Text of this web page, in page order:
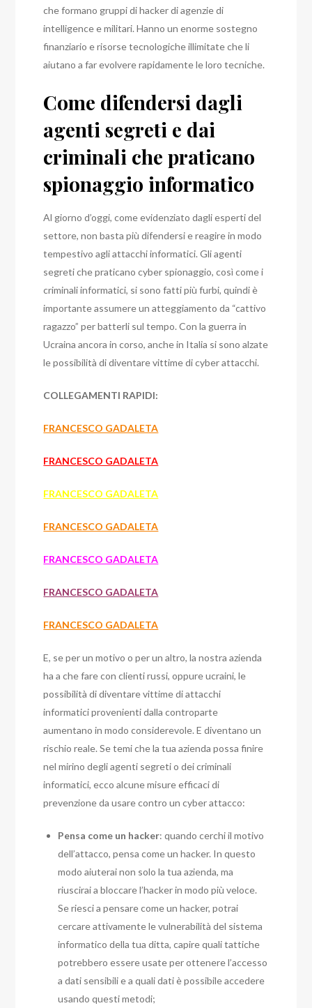
che formano gruppi di hacker di agenzie di
intelligence e militari.Hanno un enorme sostegno
finanziario e risorse tecnologiche illimitate che li
aiutano a far evolvere rapidamente le loro tecniche.
Come difendersi dagli
agenti segreti e dai
criminali che praticano
spionaggio informatico
Al giorno d’oggi, come evidenziato dagli esperti del
settore, non basta più difendersi e reagire in modo
tempestivo agli attacchi informatici.Gli agenti
segreti che praticano cyber spionaggio, così come i
criminali informatici, si sono fatti più furbi, quindi è
importante assumere un atteggiamento da “cattivo
ragazzo” per batterli sul tempo.Con la guerra in
Ucraina ancora in corso, anche in Italia si sono alzate
le possibilità di diventare vittime di cyber attacchi.
COLLEGAMENTI RAPIDI:
FRANCESCO GADALETA
FRANCESCO GADALETA
FRANCESCO GADALETA
FRANCESCO GADALETA
FRANCESCO GADALETA
FRANCESCO GADALETA
FRANCESCO GADALETA
E, se per un motivo o per un altro, la nostra azienda
ha a che fare con clienti russi, oppure ucraini, le
possibilità di diventare vittime di attacchi
informatici provenienti dalla controparte
aumentano in modo considerevole. E diventano un
rischio reale.Se temi che la tua azienda possa finire
nel mirino degli agenti segreti o dei criminali
informatici, ecco alcune misure efficaci di
prevenzione da usare contro un cyber attacco:
Pensa come un hacker: quando cerchi il motivo
dell’attacco, pensa come un hacker. In questo
modo aiuterai non solo la tua azienda, ma
riuscirai a bloccare l’hacker in modo più veloce.
Se riesci a pensare come un hacker, potrai
cercare attivamente le vulnerabilità del sistema
informatico della tua ditta, capire quali tattiche
potrebbero essere usate per ottenere l’accesso
a dati sensibili e a quali dati è possibile accedere
usando questi metodi;